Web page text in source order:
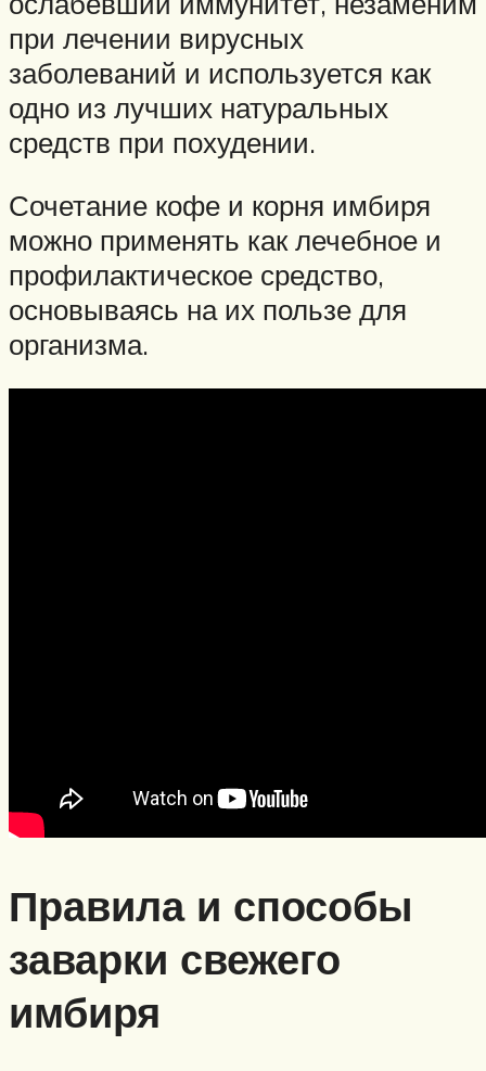
при лечении вирусных
заболеваний и используется как
одно из лучших натуральных
средств при похудении.
Сочетание кофе и корня имбиря
можно применять как лечебное и
профилактическое средство,
основываясь на их пользе для
организма.
Правила и способы
заварки свежего
имбиря